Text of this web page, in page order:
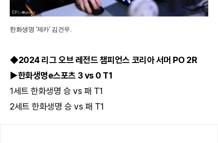
한화생명 '제카' 김건우.
◆2024 리그 오브 레전드 챔피언스 코리아 서머 PO 2R
▶한화생명e스포츠 3 vs 0 T1
1세트 한화생명 승 vs 패 T1
2세트 한화생명 승 vs 패 T1